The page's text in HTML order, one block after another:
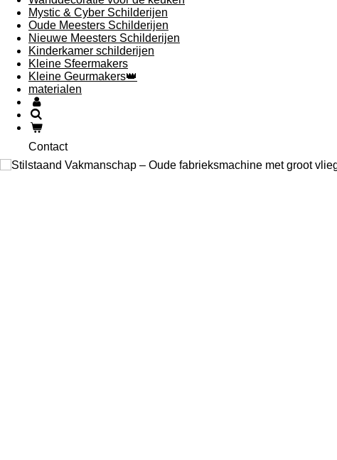
Mystic & Cyber Schilderijen
Oude Meesters Schilderijen
Nieuwe Meesters Schilderijen
Kinderkamer schilderijen
Kleine Sfeermakers
Kleine Geurmakers👑
materialen
Contact